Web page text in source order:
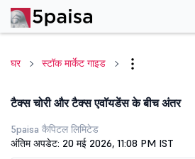
घर स्टॉक मार्केट गाइड
टैक्स चोरी और टैक्स एवॉयडेंस के बीच अंतर
5paisa कैपिटल लिमिटेड
अंतिम अपडेट: 20 मई 2026, 11:08 PM IST